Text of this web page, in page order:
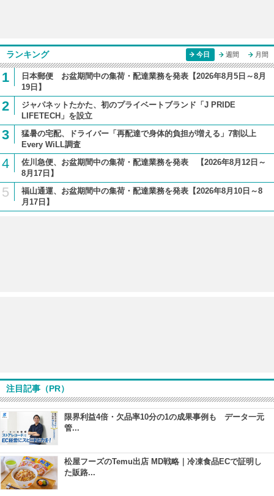
ランキング 今日 週間 月間
1
日本郵便 お盆期間中の集荷・配達業務を発表【2026年8月5日～8月
19日】
2
ジャパネットたかた、初のプライベートブランド「J PRIDE
LIFETECH」を設立
3
猛暑の宅配、ドライバー「再配達で身体的負担が増える」7割以上
Every WiLL調査
4
佐川急便、お盆期間中の集荷・配達業務を発表 【2026年8月12日～
8月17日】
5
福山通運、お盆期間中の集荷・配達業務を発表【2026年8月10日～8
月17日】
注目記事（PR）
限界利益4倍・欠品率10分の1の成果事例も データ一元
管...
松屋フーズのTemu出店 MD戦略｜冷凍食品ECで証明し
た販路...